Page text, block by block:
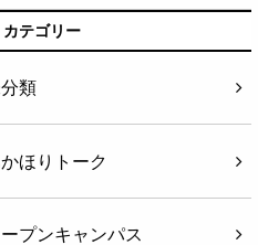
カテゴリー
類
ほりトーク
プンキャンパス